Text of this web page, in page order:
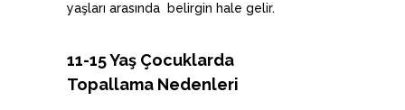
yaşları arasında belirgin hale gelir.
11-15 Yaş Çocuklarda
Topallama Nedenleri